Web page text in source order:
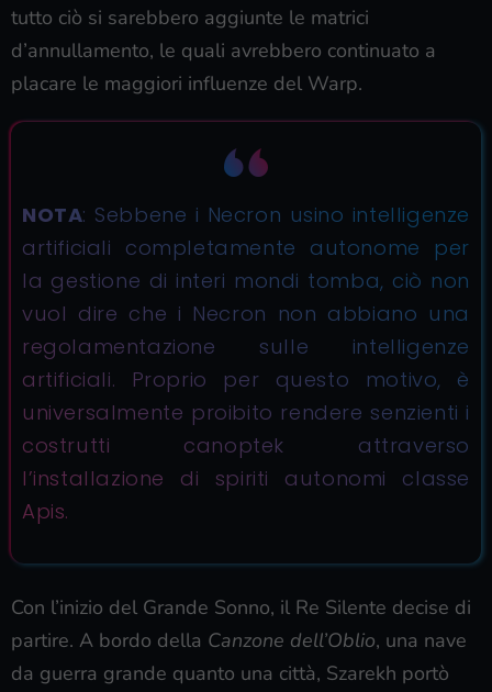
tutto ciò si sarebbero aggiunte le matrici
d’annullamento, le quali avrebbero continuato a
placare le maggiori influenze del Warp.
NOTA: Sebbene i Necron usino intelligenze
artificiali completamente autonome per
la gestione di interi mondi tomba, ciò non
vuol dire che i Necron non abbiano una
regolamentazione sulle intelligenze
artificiali. Proprio per questo motivo, è
universalmente proibito rendere senzienti i
costrutti canoptek attraverso
l’installazione di spiriti autonomi classe
Apis.
Con l’inizio del Grande Sonno, il Re Silente decise di
partire. A bordo della Canzone dell’Oblio, una nave
da guerra grande quanto una città, Szarekh portò